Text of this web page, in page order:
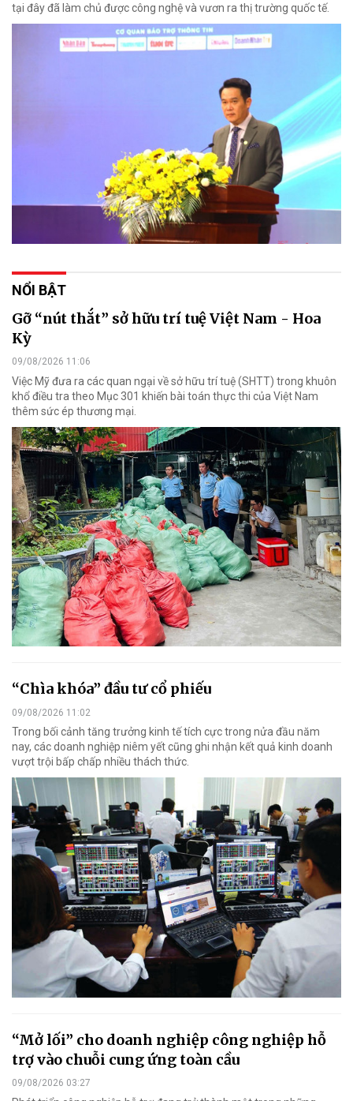
tại đây đã làm chủ được công nghệ và vươn ra thị trường quốc tế.
NỔI BẬT
Gỡ “nút thắt” sở hữu trí tuệ Việt Nam - Hoa
Kỳ
09/08/2026 11:06
Việc Mỹ đưa ra các quan ngại về sở hữu trí tuệ (SHTT) trong khuôn
khổ điều tra theo Mục 301 khiến bài toán thực thi của Việt Nam
thêm sức ép thương mại.
“Chìa khóa” đầu tư cổ phiếu
09/08/2026 11:02
Trong bối cảnh tăng trưởng kinh tế tích cực trong nửa đầu năm
nay, các doanh nghiệp niêm yết cũng ghi nhận kết quả kinh doanh
vượt trội bấp chấp nhiều thách thức.
“Mở lối” cho doanh nghiệp công nghiệp hỗ
trợ vào chuỗi cung ứng toàn cầu
09/08/2026 03:27